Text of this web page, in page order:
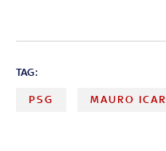
TAG:
PSG MAURO